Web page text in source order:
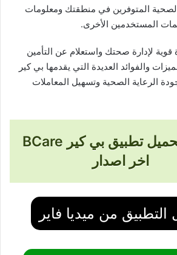
المتوفرين في منطقتك ومعلومات
المستخدمين الأخرى.
قوية لإدارة صحتك واستعلام عن التأمين
والفوائد العديدة التي يقدمها بي كير
الرعاية الصحية وتسهيل المعاملات
روابط تحميل تطبيق بي كير BCare
اخر اصدار
التطبيق من ميديا فاير